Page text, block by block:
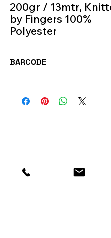
200gr / 13mtr,
by Fingers 100%
Polyester
BARCODE